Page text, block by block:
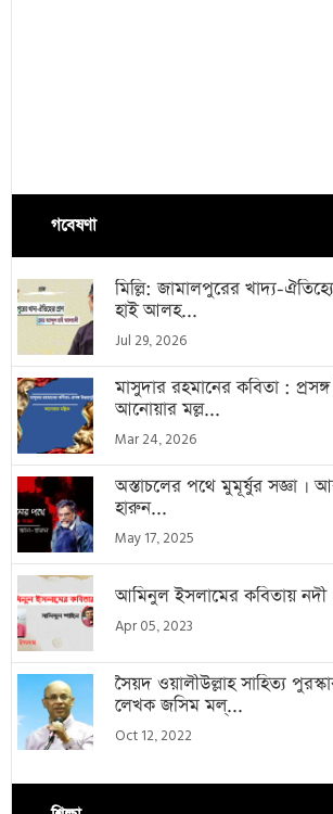
গবেষণা
মিল্লি: জামালপুরের খাদ্য-
হাই আলহ...
Jul 29, 2026
মাসুদার রহমানের কবিতা :
আনোয়ার মল্ল...
Mar 24, 2026
অস্তাচলের পথে মুমূর্ষুর সজ্ঞা ।
হারুন...
May 17, 2025
আমিনুল ইসলামের কবিতায় নদী
Apr 05, 2023
সৈয়দ ওয়ালীউল্লাহ সাহিত্য
লেখক জসিম মল্...
Oct 12, 2022